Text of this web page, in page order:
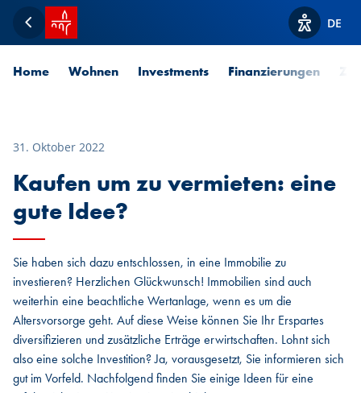
Zurück
Startseite SPUERKEESS
Optionen
DE
Home Wohnen Investments Finanzierungen
31. Oktober 2022
Kaufen um zu vermieten: eine
gute Idee?
Sie haben sich dazu entschlossen, in eine Immobilie zu
investieren? Herzlichen Glückwunsch! Immobilien sind auch
weiterhin eine beachtliche Wertanlage, wenn es um die
Altersvorsorge geht. Auf diese Weise können Sie Ihr Erspartes
diversifizieren und zusätzliche Erträge erwirtschaften. Lohnt sich
also eine solche Investition? Ja, vorausgesetzt, Sie informieren sich
gut im Vorfeld. Nachfolgend finden Sie einige Ideen für eine